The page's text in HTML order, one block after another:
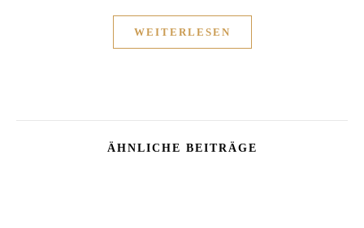
WEITERLESEN
ÄHNLICHE BEITRÄGE